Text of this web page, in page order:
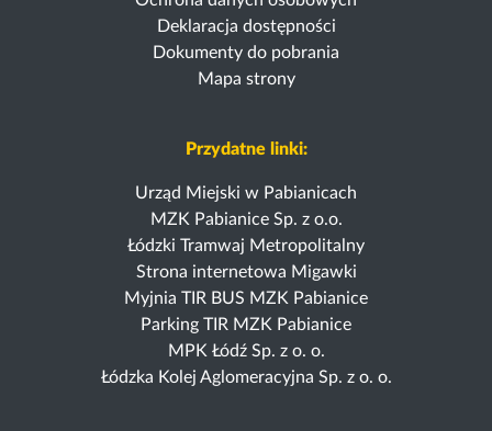
Deklaracja dostępności
Dokumenty do pobrania
Mapa strony
Przydatne linki:
Urząd Miejski w Pabianicach
MZK Pabianice Sp. z o.o.
Łódzki Tramwaj Metropolitalny
Strona internetowa Migawki
Myjnia TIR BUS MZK Pabianice
Parking TIR MZK Pabianice
MPK Łódź Sp. z o. o.
Łódzka Kolej Aglomeracyjna Sp. z o. o.